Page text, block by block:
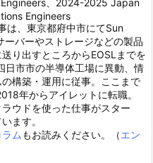
、2024-2025 Japan
Engineers
は、東京都府中市にてSun
バーやストレージなどの製品
り出すところからEOSLまでを
日市市の半導体工場に異動、情
構築・運用に従事。ここまで
年からアイレットに転職。
ウドを使った仕事がスター
ます。
ラム もお読みください。（エン